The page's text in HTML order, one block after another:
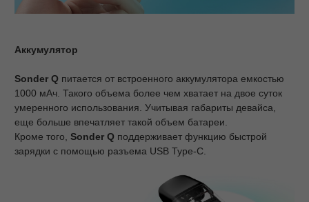
Аккумулятор
Sonder Q питается от встроенного аккумулятора емкостью
1000 мАч. Такого объема более чем хватает на двое суток
умеренного использования. Учитывая габариты девайса,
еще больше впечатляет такой объем батареи.
Кроме того, Sonder Q поддерживает функцию быстрой
зарядки с помощью разъема USB Type-C.